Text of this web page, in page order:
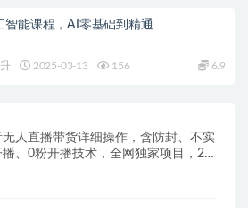
智能课程，AI零基础到精通
2025-03-13 156 6.9
无人直播带货详细操作，含防封、不实
播、0粉开播技术，全网独家项目，24